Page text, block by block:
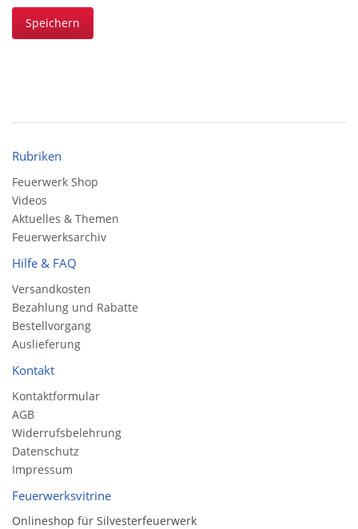
Speichern
Rubriken
Feuerwerk Shop
Videos
Aktuelles & Themen
Feuerwerksarchiv
Hilfe & FAQ
Versandkosten
Bezahlung und Rabatte
Bestellvorgang
Auslieferung
Kontakt
Kontaktformular
AGB
Widerrufsbelehrung
Datenschutz
Impressum
Feuerwerksvitrine
Onlineshop für Silvesterfeuerwerk